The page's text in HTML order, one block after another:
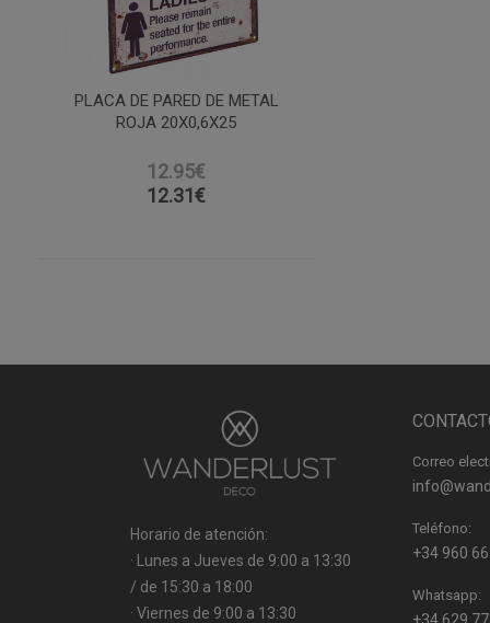
PLACA DE PARED DE METAL
ROJA 20X0,6X25
12.95€
12.31€
Horario de atención:
· Lunes a Jueves de 9:00 a 13:30
/ de 15:30 a 18:00
· Viernes de 9:00 a 13:30
Correo
Teléfono:
+34 960
Whatsapp: